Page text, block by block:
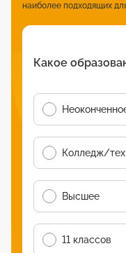
наиболее подходящих
Какое
Колледж/
Высшее
11 классов